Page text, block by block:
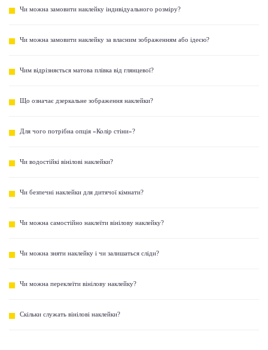
Чи можна замовити наклейку індивідуального розміру?
Чи можна замовити наклейку за власним зображенням або ідеєю?
Чим відрізняється матова плівка від глянцевої?
Що означає дзеркальне зображення наклейки?
Для чого потрібна опція «Колір стіни»?
Чи водостійкі вінілові наклейки?
Чи безпечні наклейки для дитячої кімнати?
Чи можна самостійно наклеїти вінілову наклейку?
Чи можна зняти наклейку і чи залишаться сліди?
Чи можна переклеїти вінілову наклейку?
Скільки служать вінілові наклейки?